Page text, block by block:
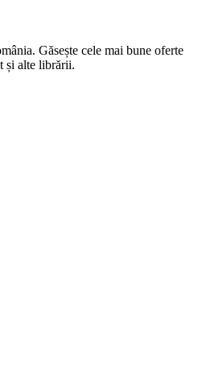
Găsește cele mai bune oferte
și alte librării.